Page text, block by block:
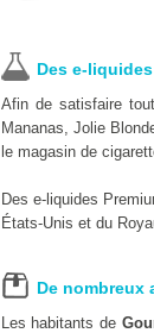
Des e-
Afin de satisfaire
Mananas, Jolie
le magasin de
Des e-liquides
États-Unis et du
De nombreux
Les habitants de